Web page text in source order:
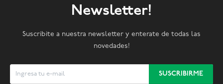
Newsletter!
Suscribite a nuestra newsletter y enterate de todas las
novedades!
SUSCRIBIRME